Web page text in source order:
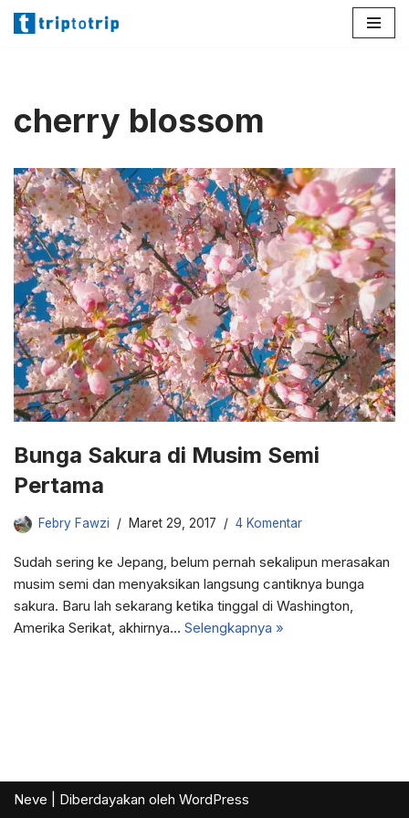
cherry blossom
Bunga Sakura di Musim Semi
Pertama
Febry Fawzi Maret 29, 2017 4 Komentar
Sudah sering ke Jepang, belum pernah sekalipun merasakan
musim semi dan menyaksikan langsung cantiknya bunga
sakura. Baru lah sekarang ketika tinggal di Washington,
Amerika Serikat, akhirnya… Selengkapnya »
Neve | Diberdayakan oleh WordPress